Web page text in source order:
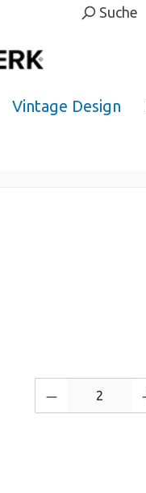
Suche
Vintage Design